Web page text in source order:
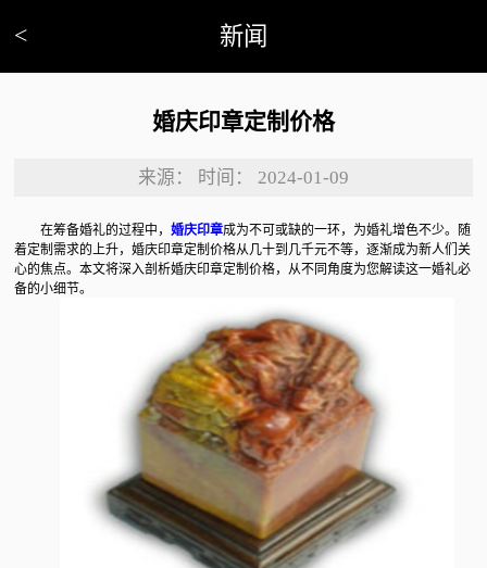
< 新闻
婚庆印章定制价格
来源： 时间： 2024-01-09
在筹备婚礼的过程中，婚庆印章成为不可或缺的一环，为婚礼增色不少。随
着定制需求的上升，婚庆印章定制价格从几十到几千元不等，逐渐成为新人们关
心的焦点。本文将深入剖析婚庆印章定制价格，从不同角度为您解读这一婚礼必
备的小细节。